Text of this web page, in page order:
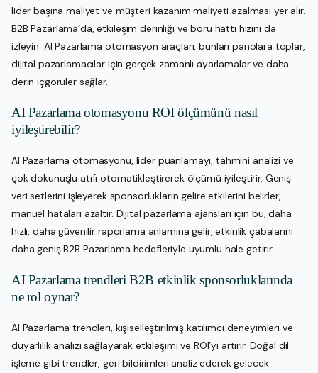
lider başına maliyet ve müşteri kazanım maliyeti azalması yer alır.
B2B Pazarlama’da, etkileşim derinliği ve boru hattı hızını da
izleyin. AI Pazarlama otomasyon araçları, bunları panolara toplar,
dijital pazarlamacılar için gerçek zamanlı ayarlamalar ve daha
derin içgörüler sağlar.
AI Pazarlama otomasyonu ROI ölçümünü nasıl
iyileştirebilir?
AI Pazarlama otomasyonu, lider puanlamayı, tahmini analizi ve
çok dokunuşlu atıfı otomatikleştirerek ölçümü iyileştirir. Geniş
veri setlerini işleyerek sponsorlukların gelire etkilerini belirler,
manuel hataları azaltır. Dijital pazarlama ajansları için bu, daha
hızlı, daha güvenilir raporlama anlamına gelir, etkinlik çabalarını
daha geniş B2B Pazarlama hedefleriyle uyumlu hale getirir.
AI Pazarlama trendleri B2B etkinlik sponsorluklarında
ne rol oynar?
AI Pazarlama trendleri, kişiselleştirilmiş katılımcı deneyimleri ve
duyarlılık analizi sağlayarak etkileşimi ve ROI’yi artırır. Doğal dil
işleme gibi trendler, geri bildirimleri analiz ederek gelecek